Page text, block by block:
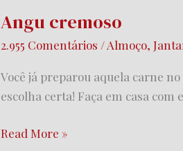
Angu cremoso
2.955 Comentários /Almoço,
Você já preparou aquela carne
escolha certa! Faça em casa
Read More »